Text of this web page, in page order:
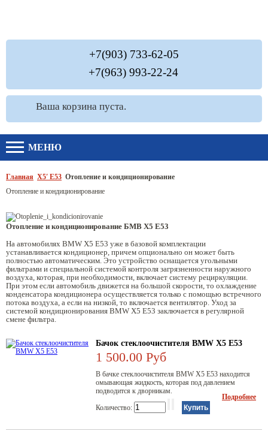
+7(903) 733-62-05
+7(963) 993-22-24
Ваша корзина пуста.
МЕНЮ
Главная Х5′ E53 Отопление и кондиционирование
Отопление и кондиционирование
Отопление и кондиционирование БМВ Х5 Е53
На автомобилях BMW X5 Е53 уже в базовой комплектации
устанавливается кондиционер, причем опционально он может быть
полностью автоматическим. Это устройство оснащается угольными
фильтрами и специальной системой контроля загрязненности наружного
воздуха, которая, при необходимости, включает систему рециркуляции.
При этом если автомобиль движется на большой скорости, то охлаждение
конденсатора кондиционера осуществляется только с помощью встречного
потока воздуха, а если на низкой, то включается вентилятор. Уход за
системой кондиционирования BMW X5 Е53 заключается в регулярной
смене фильтра.
Бачок стеклоочистителя BMW X5 E53
1 500.00 Руб
В бачке стеклоочистителя BMW Х5 Е53 находится
омывающая жидкость, которая под давлением
подводится к дворникам.
Подробнее
Количество: